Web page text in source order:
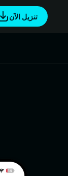
تنزيل الآن